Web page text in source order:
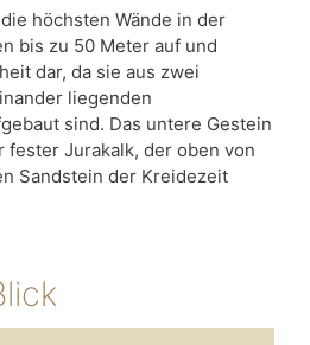
höchsten Wände in der
bis zu 50 Meter auf und
dar, da sie aus zwei
liegenden
sind. Das untere Gestein
fester Jurakalk, der oben von
Sandstein der Kreidezeit